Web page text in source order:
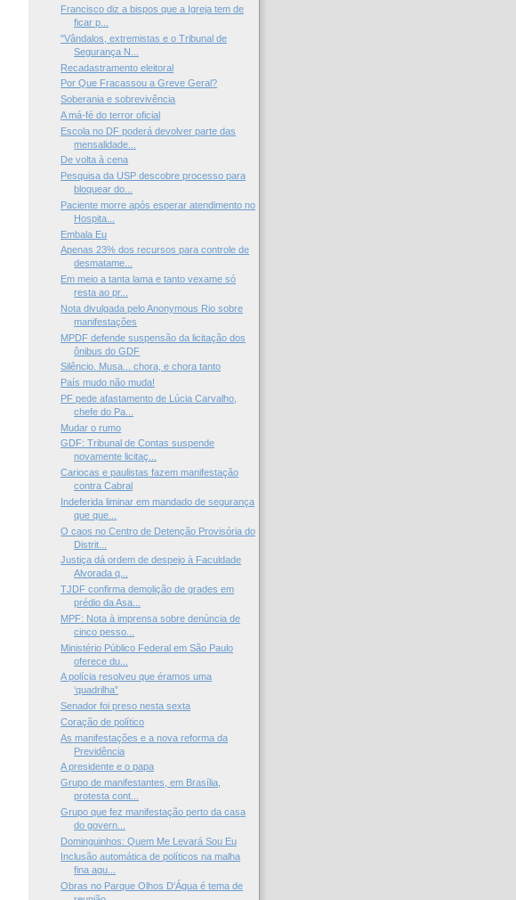
Francisco diz a bispos que a Igreja tem de
ficar p...
"Vândalos, extremistas e o Tribunal de
Segurança N...
Recadastramento eleitoral
Por Que Fracassou a Greve Geral?
Soberania e sobrevivência
A má-fé do terror oficial
Escola no DF poderá devolver parte das
mensalidade...
De volta à cena
Pesquisa da USP descobre processo para
bloquear do...
Paciente morre após esperar atendimento no
Hospita...
Embala Eu
Apenas 23% dos recursos para controle de
desmatame...
Em meio a tanta lama e tanto vexame só
resta ao pr...
Nota divulgada pelo Anonymous Rio sobre
manifestações
MPDF defende suspensão da licitação dos
ônibus do GDF
Silêncio. Musa... chora, e chora tanto
País mudo não muda!
PF pede afastamento de Lúcia Carvalho,
chefe do Pa...
Mudar o rumo
GDF: Tribunal de Contas suspende
novamente licitaç...
Cariocas e paulistas fazem manifestação
contra Cabral
Indeferida liminar em mandado de segurança
que que...
O caos no Centro de Detenção Provisória do
Distrit...
Justiça dá ordem de despejo à Faculdade
Alvorada q...
TJDF confirma demolição de grades em
prédio da Asa...
MPF: Nota à imprensa sobre denúncia de
cinco pesso...
Ministério Público Federal em São Paulo
oferece du...
A polícia resolveu que éramos uma
‘quadrilha”
Senador foi preso nesta sexta
Coração de político
As manifestações e a nova reforma da
Previdência
A presidente e o papa
Grupo de manifestantes, em Brasília,
protesta cont...
Grupo que fez manifestação perto da casa
do govern...
Dominguinhos: Quem Me Levará Sou Eu
Inclusão automática de políticos na malha
fina agu...
Obras no Parque Olhos D'Água é tema de